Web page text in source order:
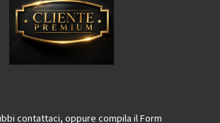
contattaci, oppure compila il Form